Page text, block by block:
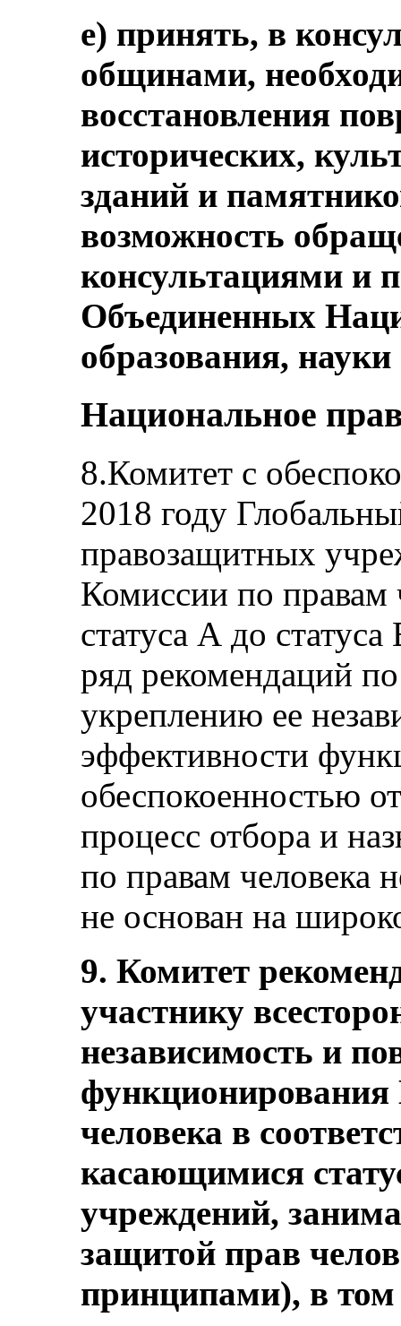
e) принять, в
общинами,
восстановления
исторических,
зданий и
возможность
консультациями и
Объединенных
образования,
Национальное
8.Комитет с
2018 году
правозащитных
Комиссии по правам
статуса А до
ряд рекомендаций
укреплению ее
эффективности
обеспокоенностью
процесс отбора и
по правам человека
не основан на
9. Комитет
участнику
независимость и
человека в
касающимися
учреждений,
защитой прав
принципами), в том